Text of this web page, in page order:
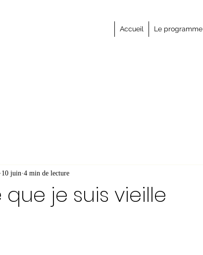
Accueil Le programme
je suis vieille
10 juin 4 min de lecture